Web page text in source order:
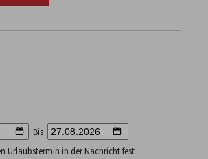
Bis
Urlaubstermin in der Nachricht fest